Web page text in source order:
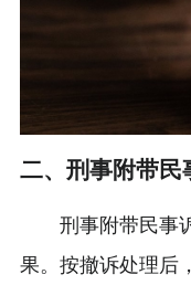
二、刑事附带民
刑事附带民事
果。按撤诉处理后